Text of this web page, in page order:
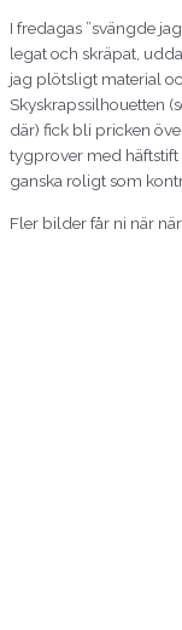
I fredagas ”svängde
legat och skräpat,
jag plötsligt material
Skyskrapssilhouetten
där) fick bli pricken
tygprover med häftstift
ganska roligt som
Fler bilder får ni när